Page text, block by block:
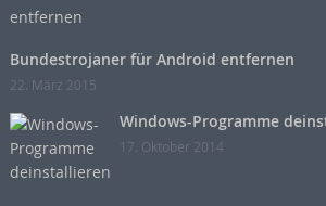
Bundestrojaner für Android entfernen
22. März 2015
Windows-Programme
17. Oktober 2014